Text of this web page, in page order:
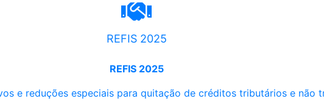
REFIS 2025
REFIS 2025
e reduções especiais para quitação de créditos tributários e não